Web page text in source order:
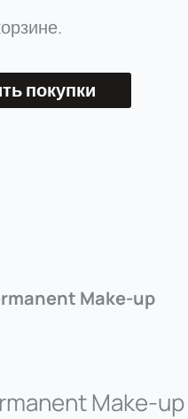
покупки
Make-up
Make-up